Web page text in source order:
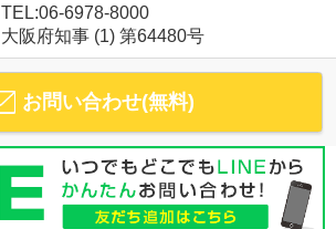
TEL:06-6978-8000
大阪府知事 (1) 第64480号
お問い合わせ(無料)